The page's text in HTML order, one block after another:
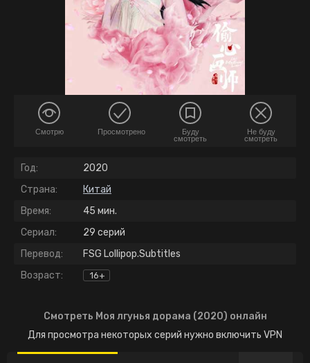
Смотрю Просмотрено
Буду
смотреть
Не буду
смотреть
Год:
2020
Страна:
Китай
Время:
45 мин.
Сериал:
29 серий
Перевод:
FSG Lollipop.Subtitles
Возраст:
16+
Смотреть Моя лгунья дорама (2020) онлайн
Для просмотра некоторых серий нужно включить VPN